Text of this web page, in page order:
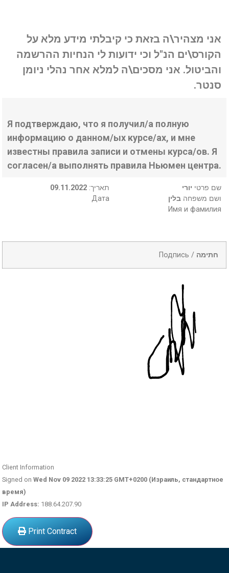
אני מצהיר\ה בזאת כי קיבלתי מידע מלא על
הקורס\ים הנ"ל וכי ידועות לי הנחיות ההרשמה
והביטול. אני מסכים\ה למלא אחר נהלי ניומן
סנטר.
Я подтверждаю, что я получил/а полную
информацию о данном/ых курсе/ах, и мне
известны правила записи и отмены курса/ов. Я
согласен/а выполнять правила Ньюмен центра.
09.11.2022 :תאריך
Дата
שם פרטי יורי
ושם משפחה בלין
Имя и фамилия
Подпись / חתימה
Client Information
Signed onWed Nov 09 2022 13:33:25 GMT+0200 (Израиль, стандартное
время)
IP Address: 188.64.207.90
Print Contract